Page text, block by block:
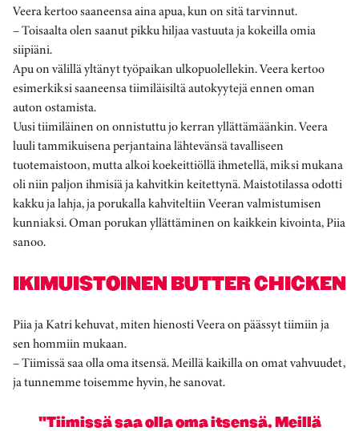
Veera kertoo saaneensa aina apua, kun on sitä tarvinnut.
– Toisaalta olen saanut pikku hiljaa vastuuta ja kokeilla omia
siipiäni.
Apu on välillä yltänyt työpaikan ulkopuolellekin. Veera kertoo
esimerkiksi saaneensa tiimiläisiltä autokyytejä ennen oman
auton ostamista.
Uusi tiimiläinen on onnistuttu jo kerran yllättämäänkin. Veera
luuli tammikuisena perjantaina lähtevänsä tavalliseen
tuotemaistoon, mutta alkoi koekeittiöllä ihmetellä, miksi mukana
oli niin paljon ihmisiä ja kahvitkin keitettynä. Maistotilassa odotti
kakku ja lahja, ja porukalla kahviteltiin Veeran valmistumisen
kunniaksi. Oman porukan yllättäminen on kaikkein kivointa, Piia
sanoo.
IKIMUISTOINEN BUTTER CHICKEN
Piia ja Katri kehuvat, miten hienosti Veera on päässyt tiimiin ja
sen hommiin mukaan.
– Tiimissä saa olla oma itsensä. Meillä kaikilla on omat vahvuudet,
ja tunnemme toisemme hyvin, he sanovat.
"Tiimissä saa olla oma itsensä. Meillä